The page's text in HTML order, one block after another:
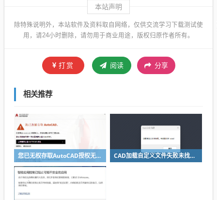
本站声明
除特殊说明外，本站软件及资料取自网络，仅供交流学习下载测试使
用，请24小时删除，请勿用于商业用途，版权归原作者所有。
打赏 阅读 分享
相关推荐
您已无权存取AutoCAD授权无效如何解决？ CAD加载自定义文件失败未找到acad解决方法